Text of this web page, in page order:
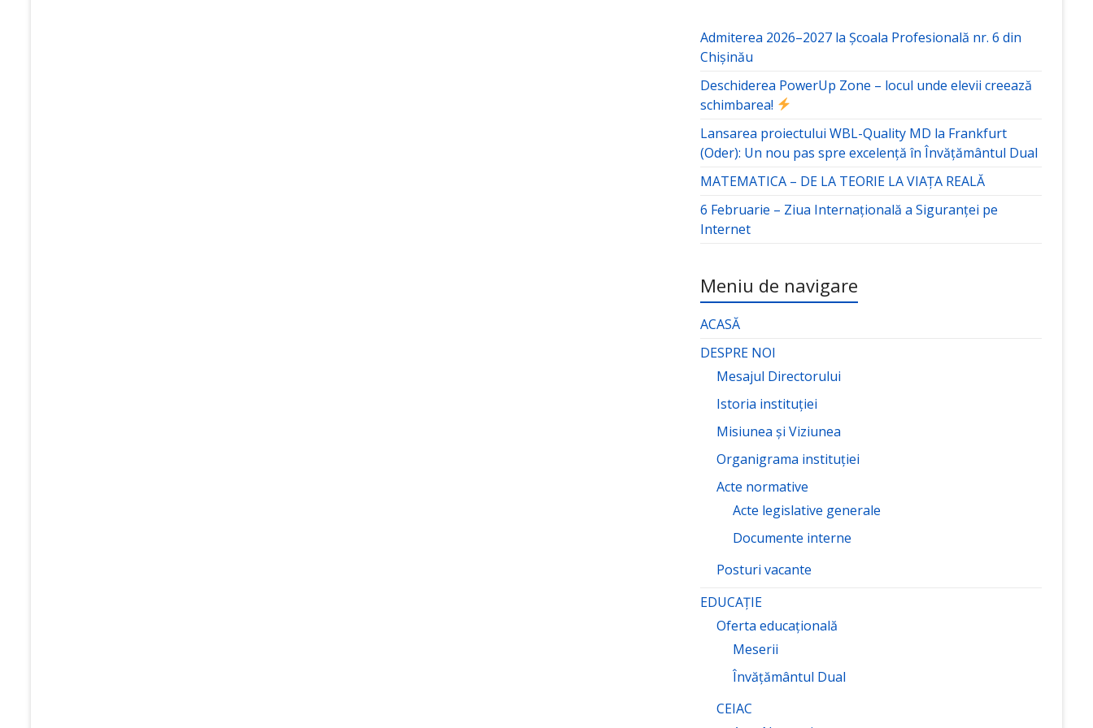
Admiterea 2026–2027 la Școala Profesională nr. 6 din
Chișinău
Deschiderea PowerUp Zone – locul unde elevii creează
schimbarea!
Lansarea proiectului WBL-Quality MD la Frankfurt
(Oder): Un nou pas spre excelență în Învățământul Dual
MATEMATICA – DE LA TEORIE LA VIAȚA REALĂ
6 Februarie – Ziua Internațională a Siguranței pe
Internet
Meniu de navigare
ACASĂ
DESPRE NOI
Mesajul Directorului
Istoria instituției
Misiunea și Viziunea
Organigrama instituției
Acte normative
Acte legislative generale
Documente interne
Posturi vacante
EDUCAȚIE
Oferta educațională
Meserii
Învățământul Dual
CEIAC